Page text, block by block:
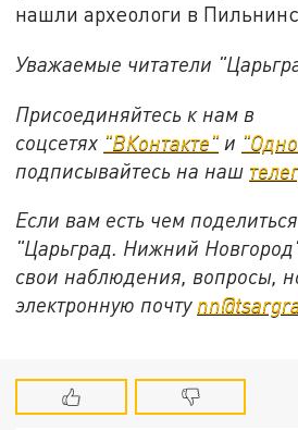
нашли археологи в
Уважаемые читатели
Присоединяйтесь к нам в
соцсетях "ВКонтакте" и
подписывайтесь на наш
Если вам есть чем
"Царьград. Нижний
свои наблюдения, вопросы,
электронную почту